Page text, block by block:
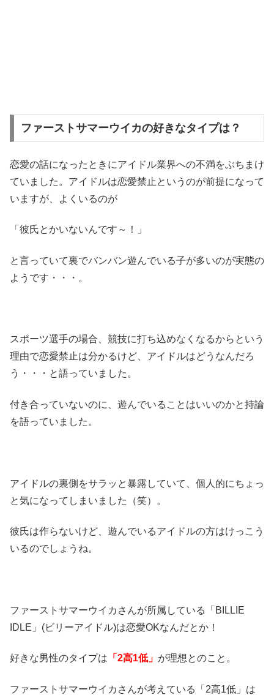
ファーストサマーウイカの好きなタイプは？
恋愛の話になったときにアイドル業界への不満をぶちまけ
ていました。アイドルは恋愛禁止というのが前提になって
いますが、よくいるのが
「彼氏とかいないんです～！」
と言っていて裏でバンバン遊んでいる子が多いのが実態の
ようです・・・。
スポーツ選手の場合、競技に打ち込めなくなるからという
理由で恋愛禁止は分かるけど、アイドルはどうなんだろ
う・・・と語っていました。
付き合っていないのに、遊んでいることはいいのかと持論
を語っていました。
アイドルの裏側をサラッと暴露していて、個人的にちょっ
と気になってしまいました（笑）。
彼氏は作らないけど、遊んでいるアイドルの方はけっこう
いるのでしょうね。
ファーストサマーウイカさんが所属している「BILLIE
IDLE」(ビリーアイドル)は恋愛OKなんだとか！
好きな男性のタイプは 「2高1低」 が理想とのこと。
ファーストサマーウイカさんが考えている「2高1低」は